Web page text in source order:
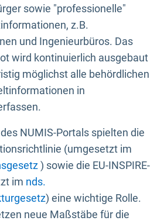
sowie "professionelle"
z.B.
und Ingenieurbüros. Das
wird kontinuierlich ausgebaut
möglichst alle behördlichen
in
NUMIS-Portals spielten die
(umgesetzt im
) sowie die EU-INSPIRE-
im nds.
) eine wichtige Rolle.
neue Maßstäbe für die